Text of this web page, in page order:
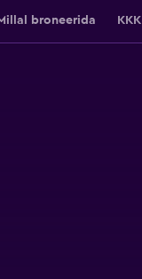
broneerida KKK